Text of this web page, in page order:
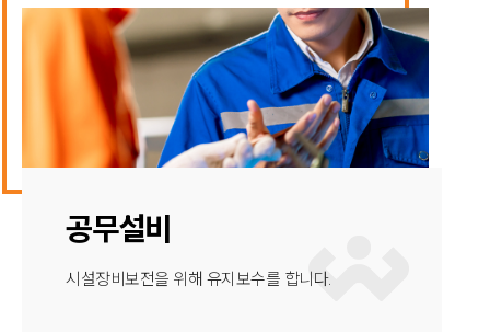
공무설비
시설장비보전을 위해 유지보수를 합니다.